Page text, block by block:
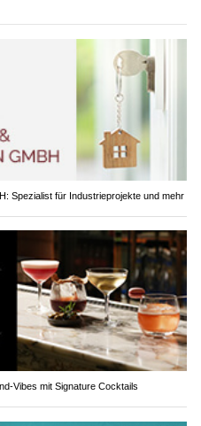
Spezialist für Industrieprojekte und mehr
Vibes mit Signature Cocktails